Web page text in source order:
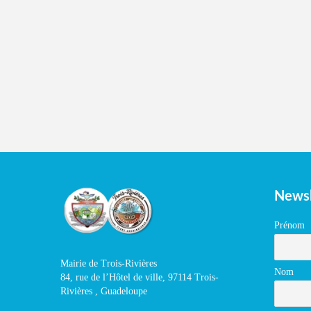
Mairie de Trois-Rivières
84, rue de l’Hôtel de ville, 97114 Trois-
Rivières , Guadeloupe
Prénom
Nom